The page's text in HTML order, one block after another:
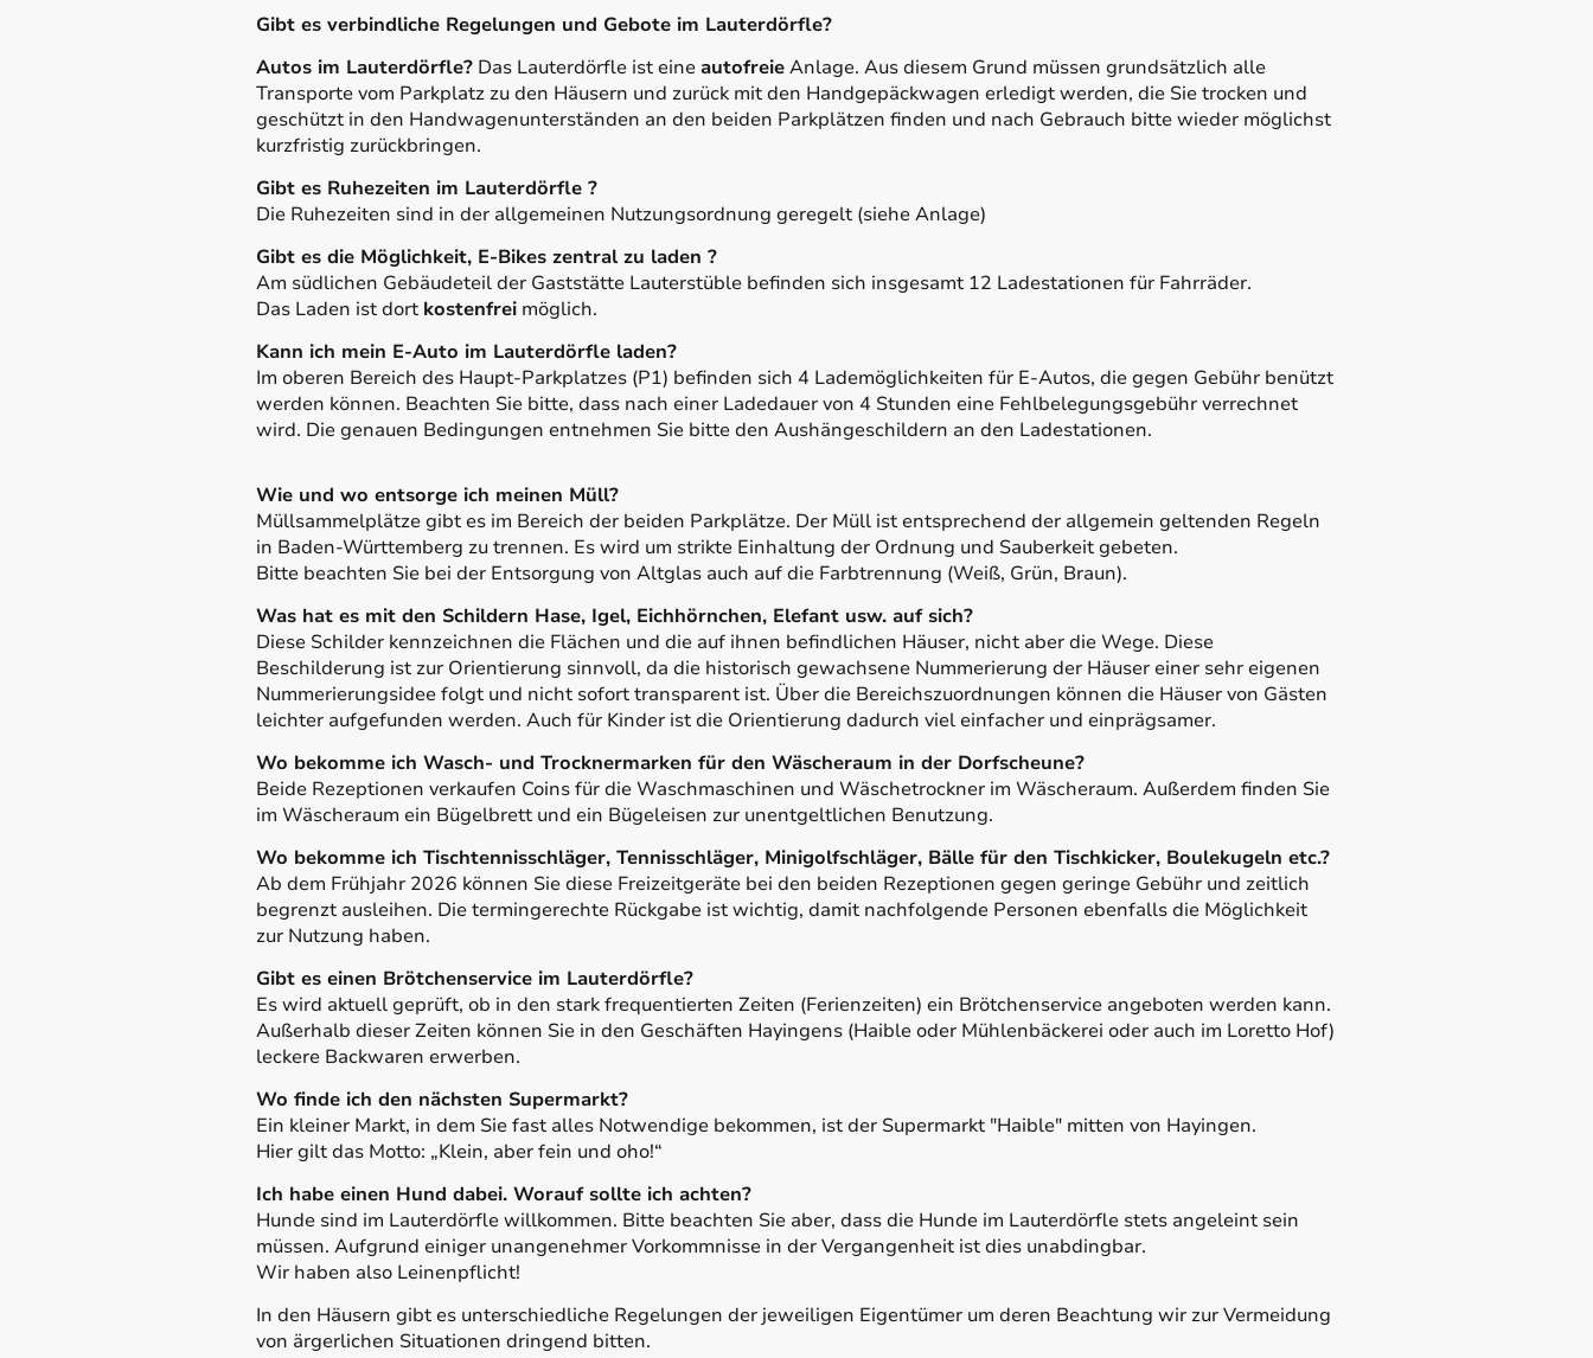
Gibt es verbindliche Regelungen und Gebote im Lauterdörfle?
Autos im Lauterdörfle? Das Lauterdörfle ist eineautofreieAnlage. Aus diesem Grund müssen grundsätzlich alle
Transporte vom Parkplatz zu den Häusern und zurück mit den Handgepäckwagen erledigt werden, die Sie trocken und
geschützt in den Handwagenunterständen an den beiden Parkplätzen finden und nach Gebrauch bitte wieder möglichst
kurzfristig zurückbringen.
Gibt es Ruhezeiten im Lauterdörfle ?
Die Ruhezeiten sind in der allgemeinen Nutzungsordnung geregelt (siehe Anlage)
Gibt es die Möglichkeit, E-Bikes zentral zu laden ?
Am südlichen Gebäudeteil der Gaststätte Lauterstüble befinden sich insgesamt 12 Ladestationen für Fahrräder.
Das Laden ist dort kostenfrei möglich.
Kann ich mein E-Auto im Lauterdörfle laden?
Im oberen Bereich des Haupt-Parkplatzes (P1) befinden sich 4 Lademöglichkeiten für E-Autos, die gegen Gebühr benützt
werden können. Beachten Sie bitte, dass nach einer Ladedauer von 4 Stunden eine Fehlbelegungsgebühr verrechnet
wird. Die genauen Bedingungen entnehmen Sie bitte den Aushängeschildern an den Ladestationen.
Wie und wo entsorge ich meinen Müll?
Müllsammelplätze gibt es im Bereich der beiden Parkplätze. Der Müll ist entsprechend der allgemein geltenden Regeln
in Baden-Württemberg zu trennen. Es wird um strikte Einhaltung der Ordnung und Sauberkeit gebeten.
Bitte beachten Sie bei der Entsorgung von Altglas auch auf die Farbtrennung (Weiß, Grün, Braun).
Was hat es mit den Schildern Hase, Igel, Eichhörnchen, Elefant usw. auf sich?
Diese Schilder kennzeichnen die Flächen und die auf ihnen befindlichen Häuser, nicht aber die Wege. Diese
Beschilderung ist zur Orientierung sinnvoll, da die historisch gewachsene Nummerierung der Häuser einer sehr eigenen
Nummerierungsidee folgt und nicht sofort transparent ist. Über die Bereichszuordnungen können die Häuser von Gästen
leichter aufgefunden werden. Auch für Kinder ist die Orientierung dadurch viel einfacher und einprägsamer.
Wo bekomme ich Wasch- und Trocknermarken für den Wäscheraum in der Dorfscheune?
Beide Rezeptionen verkaufen Coins für die Waschmaschinen und Wäschetrockner im Wäscheraum. Außerdem finden Sie
im Wäscheraum ein Bügelbrett und ein Bügeleisen zur unentgeltlichen Benutzung.
Wo bekomme ich Tischtennisschläger, Tennisschläger, Minigolfschläger, Bälle für den Tischkicker, Boulekugeln etc.?
Ab dem Frühjahr 2026 können Sie diese Freizeitgeräte bei den beiden Rezeptionen gegen geringe Gebühr und zeitlich
begrenzt ausleihen. Die termingerechte Rückgabe ist wichtig, damit nachfolgende Personen ebenfalls die Möglichkeit
zur Nutzung haben.
Gibt es einen Brötchenservice im Lauterdörfle?
Es wird aktuell geprüft, ob in den stark frequentierten Zeiten (Ferienzeiten) ein Brötchenservice angeboten werden kann.
Außerhalb dieser Zeiten können Sie in den Geschäften Hayingens (Haible oder Mühlenbäckerei oder auch im Loretto Hof)
leckere Backwaren erwerben.
Wo finde ich den nächsten Supermarkt?
Ein kleiner Markt, in dem Sie fast alles Notwendige bekommen, ist der Supermarkt "Haible" mitten von Hayingen.
Hier gilt das Motto: „Klein, aber fein und oho!“
Ich habe einen Hund dabei. Worauf sollte ich achten?
Hunde sind im Lauterdörfle willkommen. Bitte beachten Sie aber, dass die Hunde im Lauterdörfle stets angeleint sein
müssen. Aufgrund einiger unangenehmer Vorkommnisse in der Vergangenheit ist dies unabdingbar.
Wir haben also Leinenpflicht!
In den Häusern gibt es unterschiedliche Regelungen der jeweiligen Eigentümer um deren Beachtung wir zur Vermeidung
von ärgerlichen Situationen dringend bitten.